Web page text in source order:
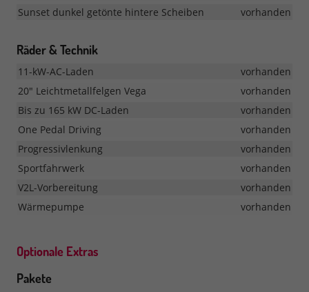
Sunset dunkel getönte hintere Scheiben
vorhanden
Räder & Technik
11-kW-AC-Laden
vorhanden
20" Leichtmetallfelgen Vega
vorhanden
Bis zu 165 kW DC-Laden
vorhanden
One Pedal Driving
vorhanden
Progressivlenkung
vorhanden
Sportfahrwerk
vorhanden
V2L-Vorbereitung
vorhanden
Wärmepumpe
vorhanden
Optionale Extras
Pakete